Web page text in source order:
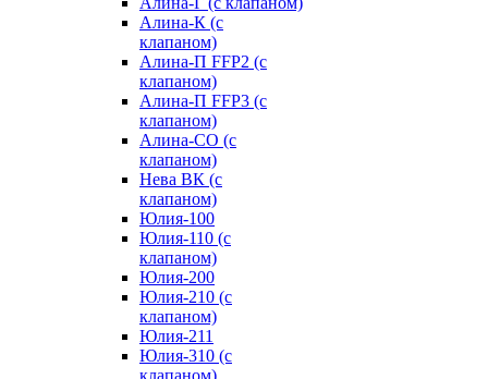
Алина-К (с
клапаном)
Алина-П FFP2 (с
клапаном)
Алина-П FFP3 (с
клапаном)
Алина-СО (с
клапаном)
Нева ВК (с
клапаном)
Юлия-100
Юлия-110 (с
клапаном)
Юлия-200
Юлия-210 (c
клапаном)
Юлия-211
Юлия-310 (c
клапаном)